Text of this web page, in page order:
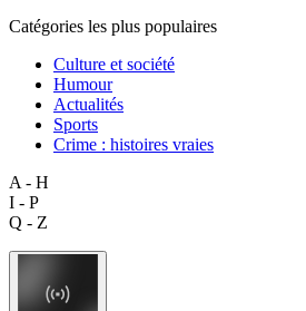
Catégories les plus populaires
Culture et société
Humour
Actualités
Sports
Crime : histoires vraies
A - H
I - P
Q - Z